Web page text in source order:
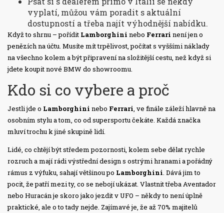
vyplatí, můžou vám poradit s aktuální
dostupností a třeba najít výhodnější nabídku.
Když to shrnu – pořídit Lamborghini nebo Ferrari není jen o
penězích na účtu. Musíte mít trpělivost, počítat s vyššími náklady
na všechno kolem a být připravení na složitější cestu, než když si
jdete koupit nové BMW do showroomu.
Kdo si co vybere a proč
Jestli jde o Lamborghini nebo Ferrari, ve finále záleží hlavně na
osobním stylu a tom, co od supersportu čekáte. Každá značka
mluví trochu k jiné skupině lidí.
Lidé, co chtějí být středem pozornosti, kolem sebe dělat rychle
rozruch a mají rádi výstřední design s ostrými hranami a pořádný
rámus z výfuku, sahají většinou po Lamborghini. Dává jim to
pocit, že patří mezi ty, co se nebojí ukázat. Vlastnit třeba Aventador
nebo Huracán je skoro jako jezdit v UFO – někdy to není úplně
praktické, ale o to tady nejde. Zajímavé je, že až 70% majitelů